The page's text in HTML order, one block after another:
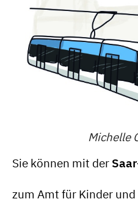
Michelle
Sie können mit der
zum Amt für Kinder